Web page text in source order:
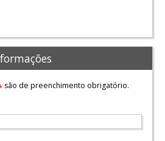
são de preenchimento obrigatório.